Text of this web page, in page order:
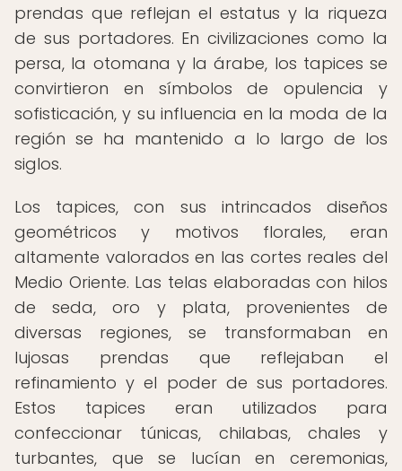
prendas que reflejan el estatus y la riqueza
de sus portadores. En civilizaciones como la
persa, la otomana y la árabe, los tapices se
convirtieron en símbolos de opulencia y
sofisticación, y su influencia en la moda de la
región se ha mantenido a lo largo de los
siglos.
Los tapices, con sus intrincados diseños
geométricos y motivos florales, eran
altamente valorados en las cortes reales del
Medio Oriente. Las telas elaboradas con hilos
de seda, oro y plata, provenientes de
diversas regiones, se transformaban en
lujosas prendas que reflejaban el
refinamiento y el poder de sus portadores.
Estos tapices eran utilizados para
confeccionar túnicas, chilabas, chales y
turbantes, que se lucían en ceremonias,